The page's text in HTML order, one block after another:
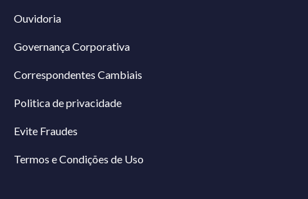
Ouvidoria
Governança Corporativa
Correspondentes Cambiais
Politica de privacidade
Evite Fraudes
Termos e Condições de Uso